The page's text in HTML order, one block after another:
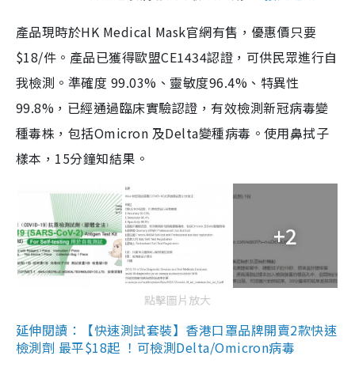
產品現時於HK Medical Mask官網有售，優惠價只要
$18/件。產品已獲得歐盟CE1434認證，可供民眾進行自
我檢測。準確度 99.03%、靈敏度96.4%、特異性
99.8%，已經通過臨床實驗認證，有效檢測新冠病毒變
種毒株，包括Omicron 及Delta變種病毒。使用鼻拭子
樣本，15分鐘知結果。
+2
點擊圖片放大
延伸閱讀：【快速測試套裝】香港口罩品牌開賣2款快速
檢測劑 最平$18起 ！可檢測Delta/Omicron病毒